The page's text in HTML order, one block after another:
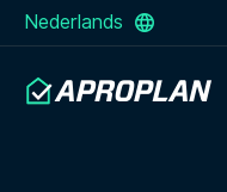
Nederlands